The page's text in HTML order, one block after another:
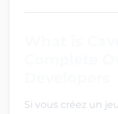
Si vous créez un